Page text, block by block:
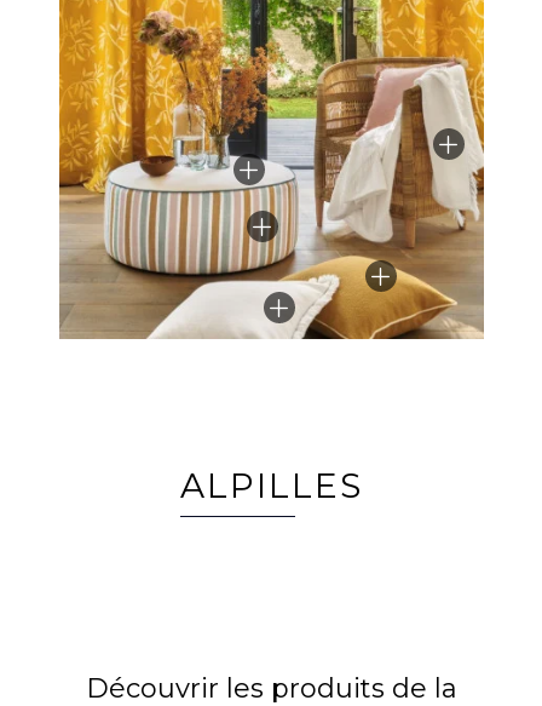
ALPILLES
Découvrir les produits de la